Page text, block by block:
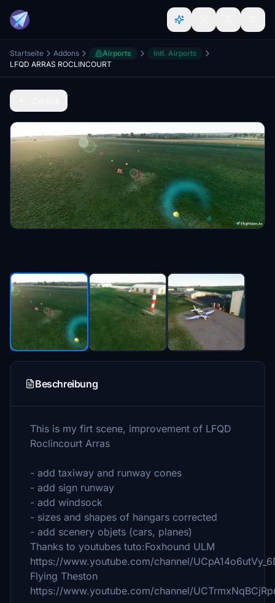
Startseite Addons Airports
Intl. Airports
LFQD ARRAS ROCLINCOURT
Beschreibung
This is my firt scene, improvement of LFQD
Roclincourt Arras
- add taxiway and runway cones
- add sign runway
- add windsock
- sizes and shapes of hangars corrected
- add scenery objets (cars, planes)
Thanks to youtubes tuto:Foxhound ULM
https://www.youtube.com/channel/
Flying Theston
https://www.youtube.com/channel/